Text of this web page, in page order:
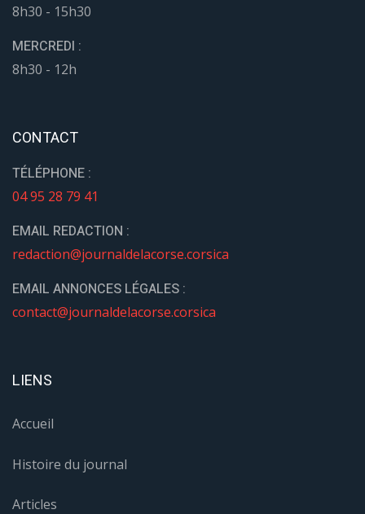
8h30 - 15h30
MERCREDI :
8h30 - 12h
CONTACT
TÉLÉPHONE :
04 95 28 79 41
EMAIL REDACTION :
redaction@journaldelacorse.corsica
EMAIL ANNONCES LÉGALES :
contact@journaldelacorse.corsica
LIENS
Accueil
Histoire du journal
Articles